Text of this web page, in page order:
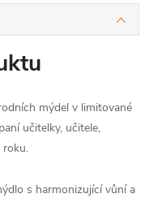
mýdel v limitované
učitelky, učitele,
roku.
s harmonizující vůní a